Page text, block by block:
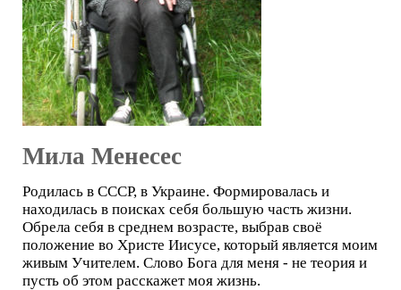
Мила Менесес
Родилась в СССР, в Украине. Формировалась и
находилась в поисках себя большую часть жизни.
Обрела себя в среднем возрасте, выбрав своё
положение во Христе Иисусе, который является моим
живым Учителем. Слово Бога для меня - не теория и
пусть об этом расскажет моя жизнь.